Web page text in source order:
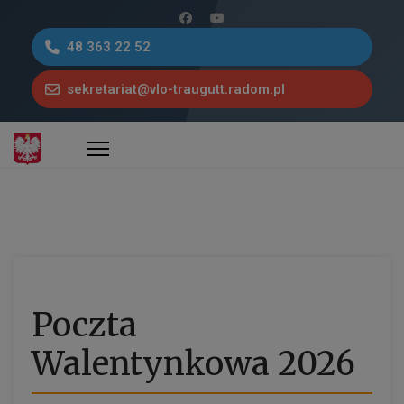
48 363 22 52
sekretariat@vlo-traugutt.radom.pl
Poczta
Walentynkowa 2026